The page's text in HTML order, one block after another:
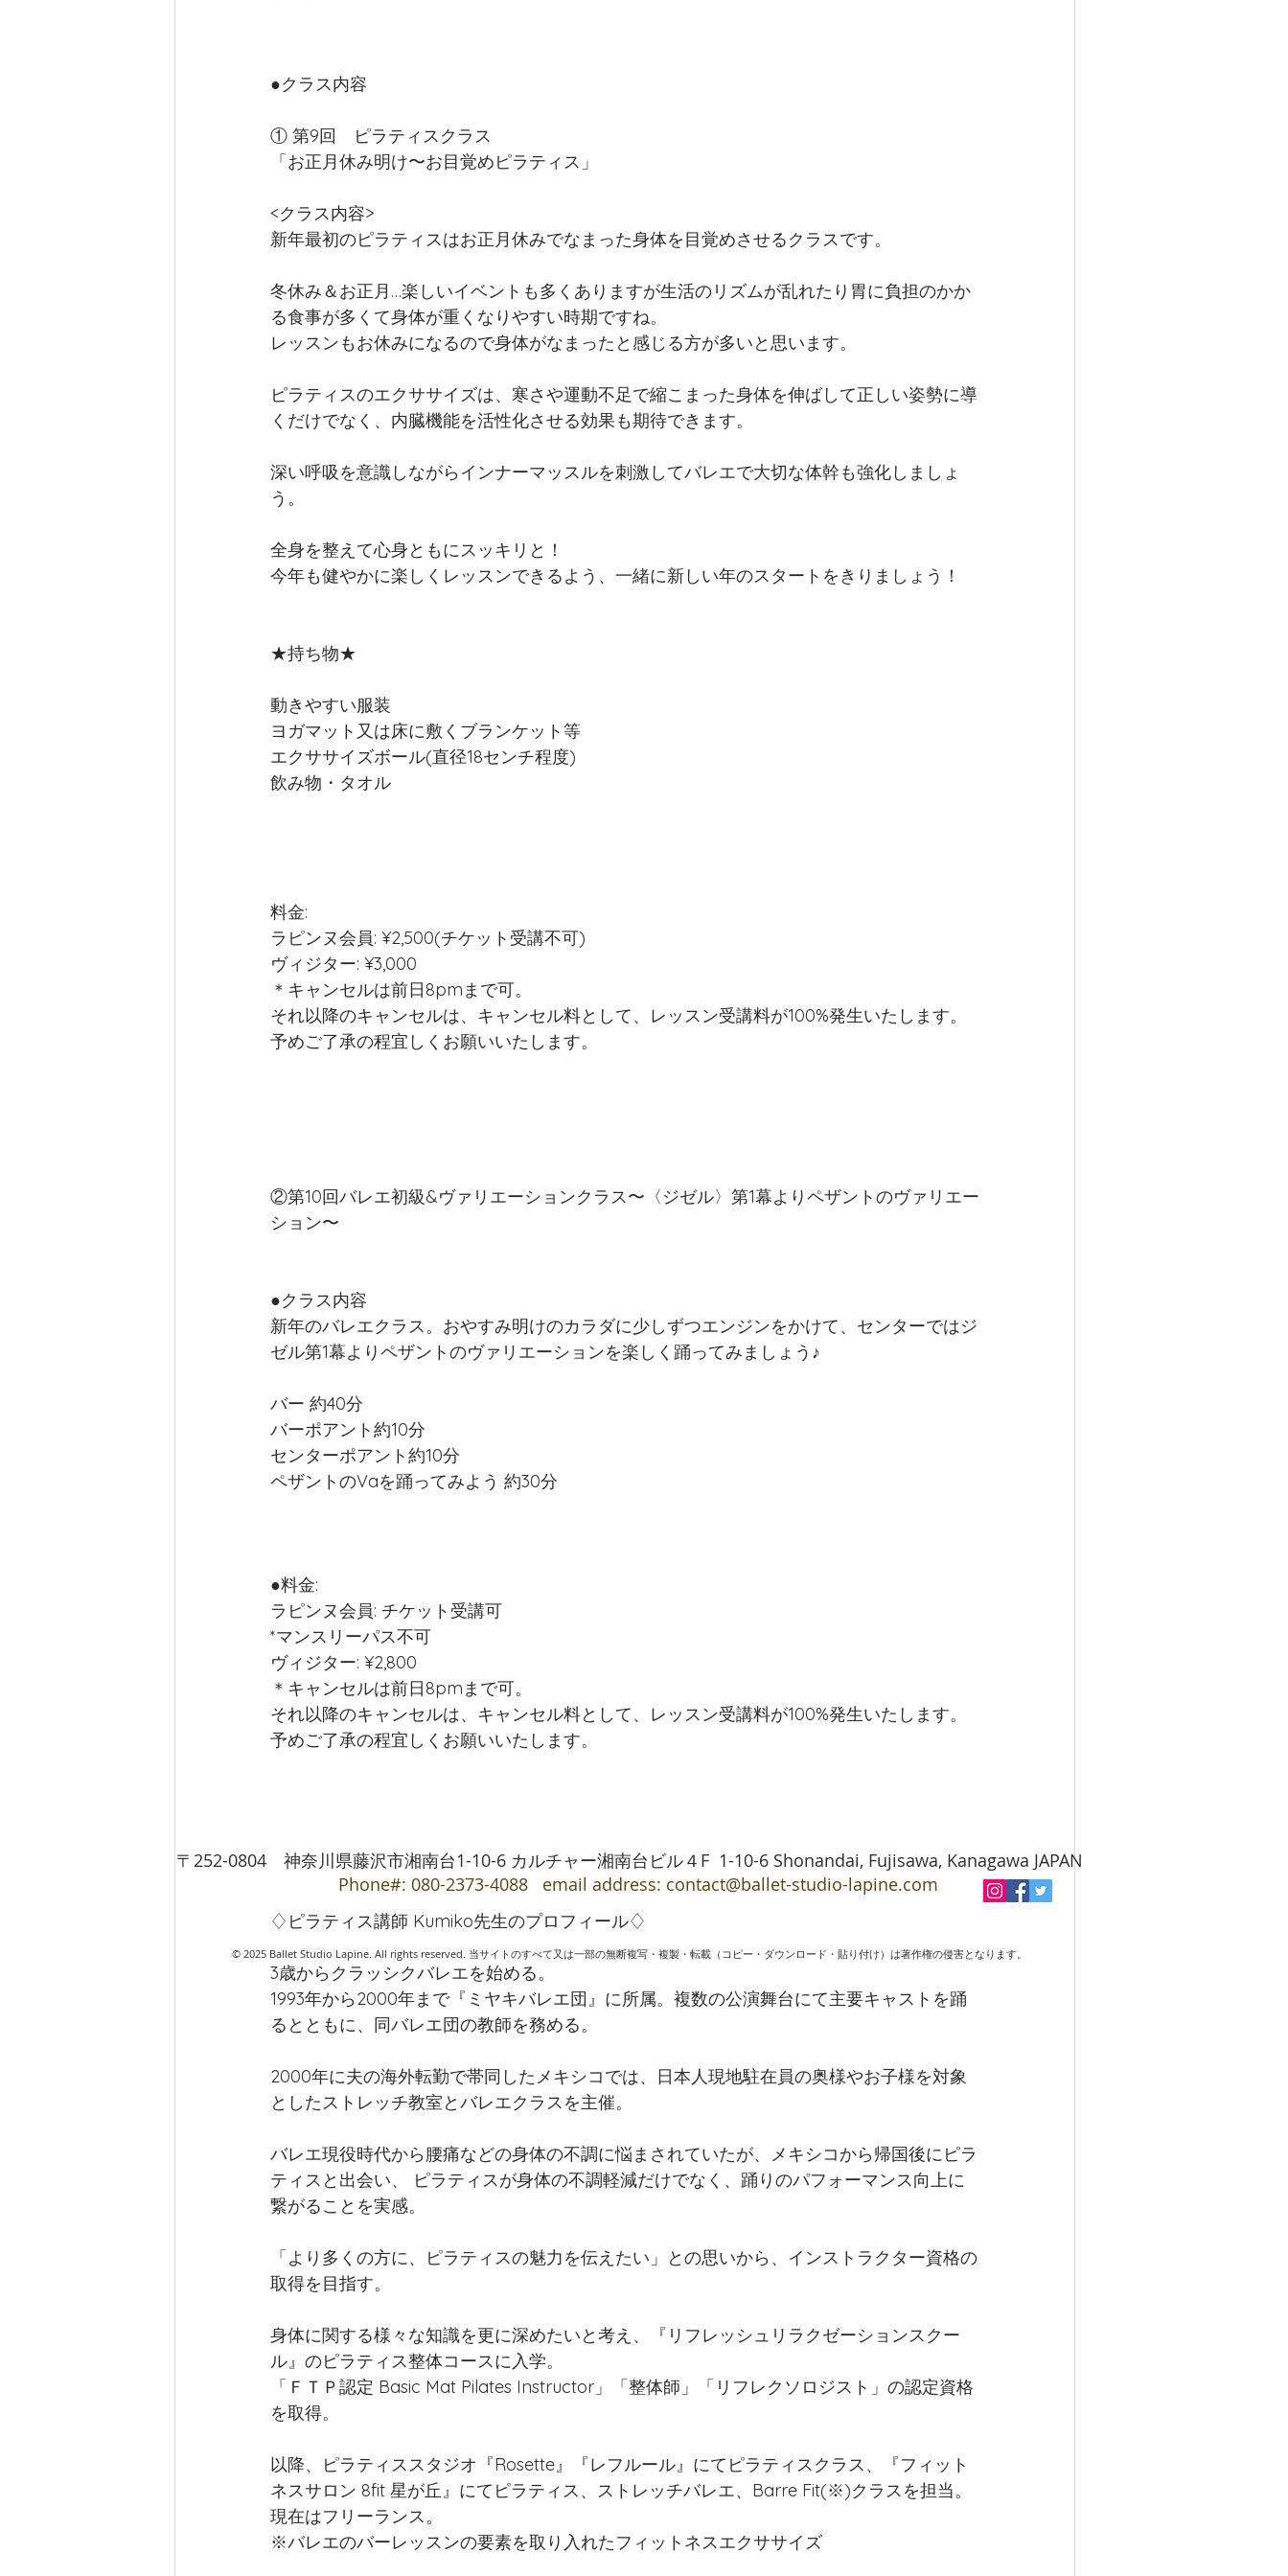
●クラス内容
① 第9回　ピラティスクラス
「お正月休み明け〜お目覚めピラティス」
<クラス内容>
新年最初のピラティスはお正月休みでなまった身体を目覚めさせるクラスです。
冬休み＆お正月…楽しいイベントも多くありますが生活のリズムが乱れたり胃に負担のかか
る食事が多くて身体が重くなりやすい時期ですね。
レッスンもお休みになるので身体がなまったと感じる方が多いと思います。
ピラティスのエクササイズは、寒さや運動不足で縮こまった身体を伸ばして正しい姿勢に導
くだけでなく、内臓機能を活性化させる効果も期待できます。
深い呼吸を意識しながらインナーマッスルを刺激してバレエで大切な体幹も強化しましょ
う。
全身を整えて心身ともにスッキリと！
今年も健やかに楽しくレッスンできるよう、一緒に新しい年のスタートをきりましょう！
★持ち物★
動きやすい服装
ヨガマット又は床に敷くブランケット等
エクササイズボール(直径18センチ程度)
飲み物・タオル
料金:
ラピンヌ会員: ¥2,500(チケット受講不可)
ヴィジター: ¥3,000
＊キャンセルは前日8pmまで可。
それ以降のキャンセルは、キャンセル料として、レッスン受講料が100%発生いたします。
予めご了承の程宜しくお願いいたします。
②第10回バレエ初級&ヴァリエーションクラス〜〈ジゼル〉第1幕よりペザントのヴァリエー
ション〜
●クラス内容
新年のバレエクラス。おやすみ明けのカラダに少しずつエンジンをかけて、センターではジ
ゼル第1幕よりペザントのヴァリエーションを楽しく踊ってみましょう♪
バー 約40分
バーポアント約10分
センターポアント約10分
ペザントのVaを踊ってみよう 約30分
●料金:
ラピンヌ会員: チケット受講可
*マンスリーパス不可
ヴィジター: ¥2,800
＊キャンセルは前日8pmまで可。
それ以降のキャンセルは、キャンセル料として、レッスン受講料が100%発生いたします。
予めご了承の程宜しくお願いいたします。
♢ピラティス講師 Kumiko先生のプロフィール♢
3歳からクラッシクバレエを始める。
1993年から2000年まで『ミヤキバレエ団』に所属。複数の公演舞台にて主要キャストを踊
るとともに、同バレエ団の教師を務める。
2000年に夫の海外転勤で帯同したメキシコでは、日本人現地駐在員の奥様やお子様を対象
としたストレッチ教室とバレエクラスを主催。
バレエ現役時代から腰痛などの身体の不調に悩まされていたが、メキシコから帰国後にピラ
ティスと出会い、 ピラティスが身体の不調軽減だけでなく、踊りのパフォーマンス向上に
繋がることを実感。
「より多くの方に、ピラティスの魅力を伝えたい」との思いから、インストラクター資格の
取得を目指す。
身体に関する様々な知識を更に深めたいと考え、『リフレッシュリラクゼーションスクー
ル』のピラティス整体コースに入学。
「ＦＴＰ認定 Basic Mat Pilates Instructor」「整体師」「リフレクソロジスト」の認定資格
を取得。
以降、ピラティススタジオ『Rosette』『レフルール』にてピラティスクラス、『フィット
ネスサロン 8fit 星が丘』にてピラティス、ストレッチバレエ、Barre Fit(※)クラスを担当。
現在はフリーランス。
※バレエのバーレッスンの要素を取り入れたフィットネスエクササイズ
〒252-0804 神奈川県藤沢市湘南台1-10-6 カルチャー湘南台ビル４F 1-10-6 Shonandai, Fujisawa, Kanagawa JAPAN
Phone#: 080-2373-4088 email address: contact@ballet-studio-lapine.com
© 2025 Ballet Studio Lapine. All rights reserved. 当サイトのすべて又は一部の無断複写・複製・転載（コピー・ダウンロード・貼り付け）は著作権の侵害となります。